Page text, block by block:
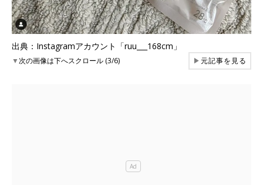
出典：Instagramアカウント「ruu___168cm」
▼次の画像は下へスクロール (3/6) ▶元記事を見る